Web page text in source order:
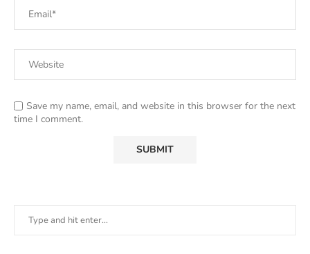
Save my name, email, and website in this browser for the next
time I comment.